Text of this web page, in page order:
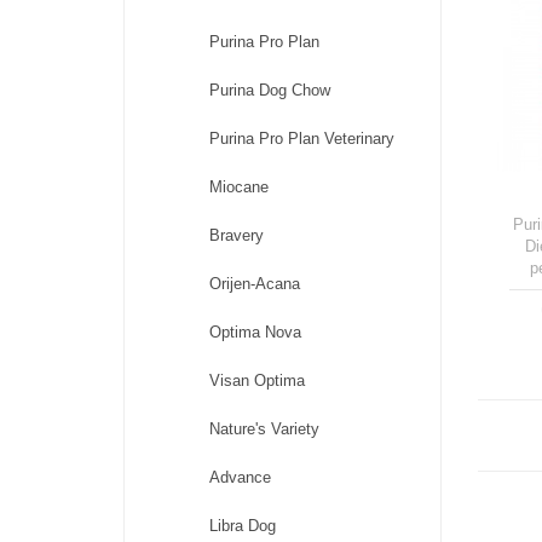
Purina Pro Plan
Purina Dog Chow
Purina Pro Plan Veterinary
Miocane
Bravery
Orijen-Acana
Optima Nova
Visan Optima
Nature's Variety
Advance
Libra Dog